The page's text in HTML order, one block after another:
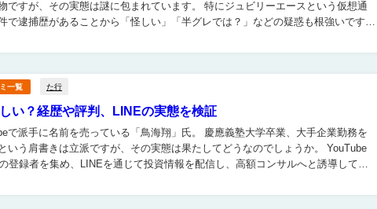
その実態は謎に包まれています。 特にジュビリーエースという仮想通
で逮捕歴があることから「怪しい」「半グレでは？」などの疑惑も根強いです。
一覧 た行
い？経歴や評判、LINEの実態を検証
で派手に名前を売っている「鳥海翔」氏。 慶應義塾大学卒業、大手企業勤務を
う肩書きは立派ですが、その実態は果たしてどうなのでしょうか。 YouTube
登録者を集め、LINEを通じて投資情報を配信し、高額コンサルへと誘導してい